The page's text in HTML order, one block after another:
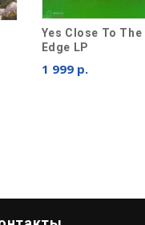
Yes Close To The
Edge LP
1 999 р.